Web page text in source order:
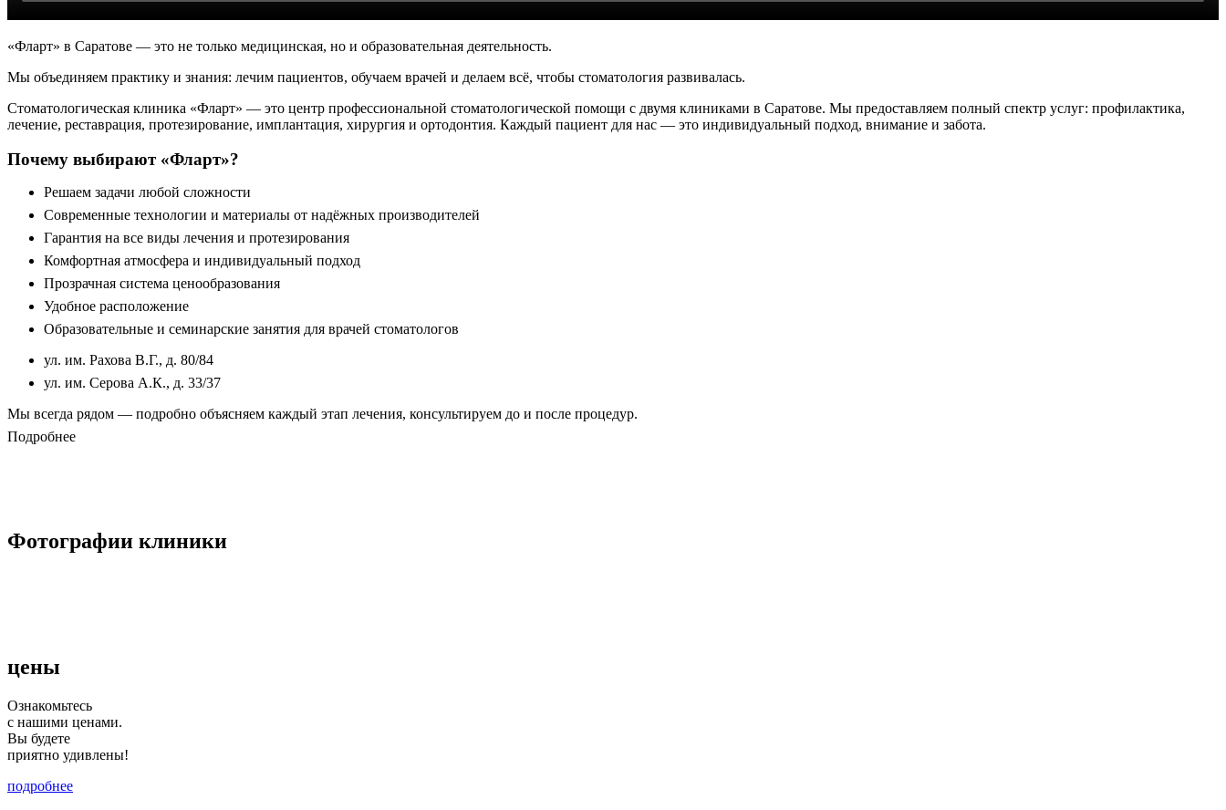
«Фларт» в Саратове — это не только медицинская, но и образовательная деятельность.
Мы объединяем практику и знания: лечим пациентов, обучаем врачей и делаем всё, чтобы стоматология развивалась.
Стоматологическая клиника «Фларт» — это центр профессиональной стоматологической помощи с двумя клиниками в Саратове. Мы предоставляем полный спектр услуг: профилактика,
лечение, реставрация, протезирование, имплантация, хирургия и ортодонтия. Каждый пациент для нас — это индивидуальный подход, внимание и забота.
Почему выбирают «Фларт»?
Решаем задачи любой сложности
Современные технологии и материалы от надёжных производителей
Гарантия на все виды лечения и протезирования
Комфортная атмосфера и индивидуальный подход
Прозрачная система ценообразования
Удобное расположение
Образовательные и семинарские занятия для врачей стоматологов
ул. им. Рахова В.Г., д. 80/84
ул. им. Серова А.К., д. 33/37
Мы всегда рядом — подробно объясняем каждый этап лечения, консультируем до и после процедур.
Подробнее
Фотографии клиники
цены
Ознакомьтесь
с нашими ценами.
Вы будете
приятно удивлены!
подробнее